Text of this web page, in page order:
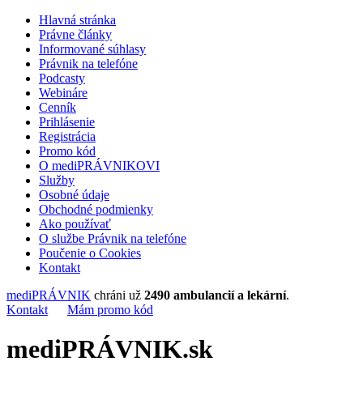
Hlavná stránka
Právne články
Informované súhlasy
Právnik na telefóne
Podcasty
Webináre
Cenník
Prihlásenie
Registrácia
Promo kód
O mediPRÁVNIKOVI
Služby
Osobné údaje
Obchodné podmienky
Ako používať
O službe Právnik na telefóne
Poučenie o Cookies
Kontakt
mediPRÁVNIK chráni už 2490 ambulancií a lekární.
Kontakt
Mám promo kód
mediPRÁVNIK.sk